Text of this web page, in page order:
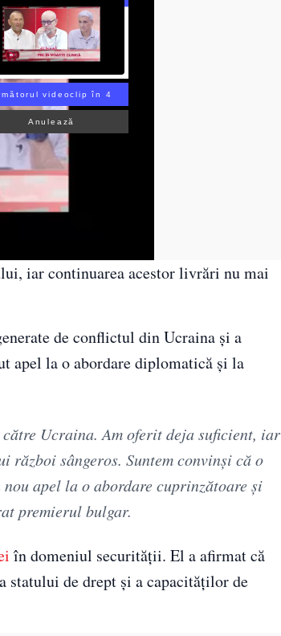
videoclip în 3
Anulează
iar continuarea acestor livrări nu mai
de conflictul din Ucraina și a
apel la o abordare diplomatică și la
Ucraina. Am oferit deja suficient, iar
război sângeros. Suntem convinși că o
apel la o abordare cuprinzătoare și
premierul bulgar.
în domeniul securității. El a afirmat că
de drept și a capacităților de